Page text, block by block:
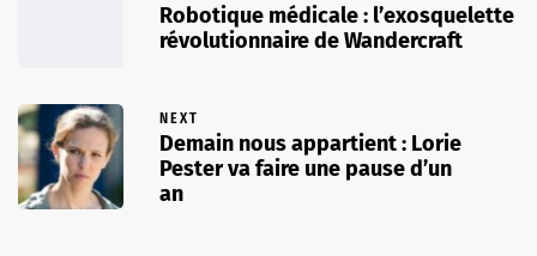
Robotique médicale : l’exosquelette
révolutionnaire de Wandercraft
NEXT
Demain nous appartient : Lorie
Pester va faire une pause d’un
an